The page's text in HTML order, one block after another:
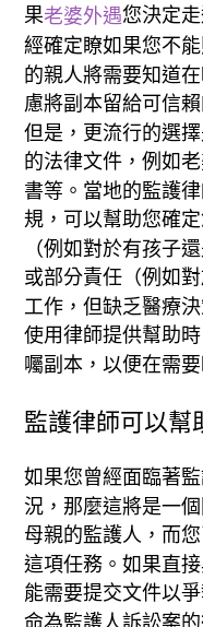
果老婆外遇您決定
經確定瞭如果您不
的親人將需要知道
慮將副本留給可信
但是，更流行的選
的法律文件，例如
書等。當地的監護
規，可以幫助您確
（例如對於有孩子
或部分責任（例如
工作，但缺乏醫療
使用律師提供幫助
囑副本，以便在需
監護律師可以幫
如果您曾經面臨著
況，那麼這將是一
母親的監護人，而
這項任務。如果直
能需要提交文件以
命為監護人訴訟案